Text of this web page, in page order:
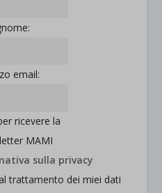
email:
ricevere la
MAMI
sulla privacy
trattamento dei miei dati